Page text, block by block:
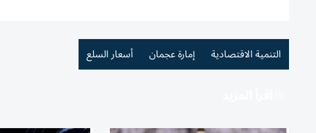
التنمية الاقتصادية إمارة عجمان أسعار السلع